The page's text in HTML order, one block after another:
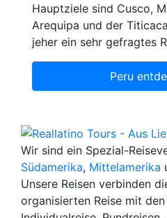
Hauptziele sind Cusco,
Arequipa und der
jeher ein sehr gefragtes
Peru
Wir sind ein Spezial-
Südamerika, Mittelamerika
Unsere Reisen verbinden
organisierten Reise mit